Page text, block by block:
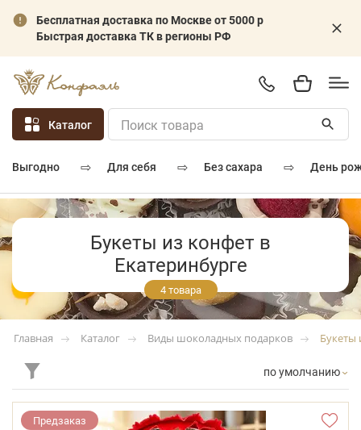
Бесплатная доставка по Москве от 5000 р
Быстрая доставка ТК в регионы РФ
Каталог
выгодно ⇨ для себя ⇨ без сахара ⇨ день
Букеты из конфет в
Екатеринбурге
4 товара
Главная Каталог Виды шоколадных подарков Букеты
по умолчанию
Предзаказ